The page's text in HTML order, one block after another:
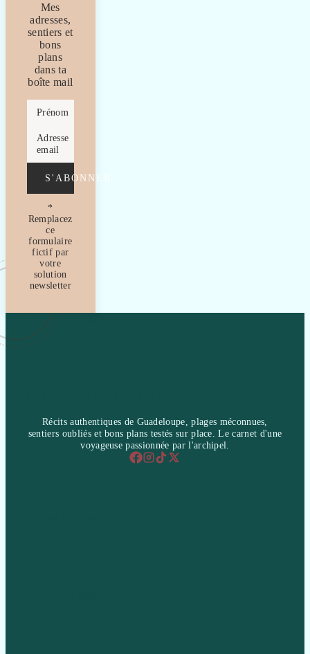
Mes
adresses,
sentiers et
bons
plans
dans ta
boîte mail
Prénom
Adresse
email
S'ABONNER
*
Remplacez
ce
formulaire
fictif par
votre
solution
newsletter
Récits authentiques de Guadeloupe, plages méconnues,
sentiers oubliés et bons plans testés sur place. Le carnet d'une
voyageuse passionnée par l'archipel.